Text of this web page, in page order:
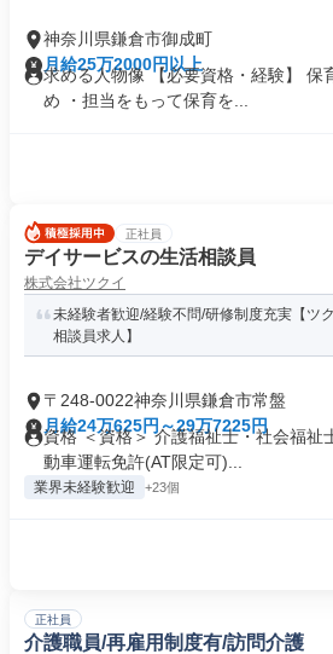
神奈川県鎌倉市御成町
月給25万2000円以上
求める人物像 【必要資格・経験】
め ・担当をもって保育を...
正社員
デイサービスの生活相談員
株式会社ツクイ
未経験者歓迎/経験不問/研修制度充実【ツ
相談員求人】
〒248-0022神奈川県鎌倉市常盤
月給24万625円～29万7225円
資格 ＜資格＞ 介護福祉士・社会福祉
動車運転免許(AT限定可)...
業界未経験歓迎 +23個
正社員
介護職員/再雇用制度有/訪問介護